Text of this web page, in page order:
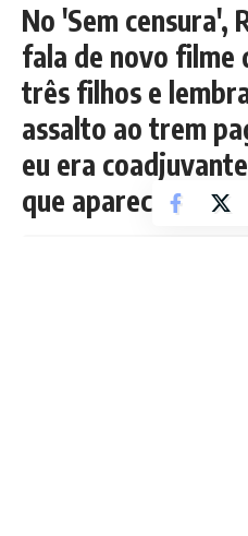
No 'Sem censura',
fala de novo filme
três filhos e
assalto ao trem
eu era
que aparecia'